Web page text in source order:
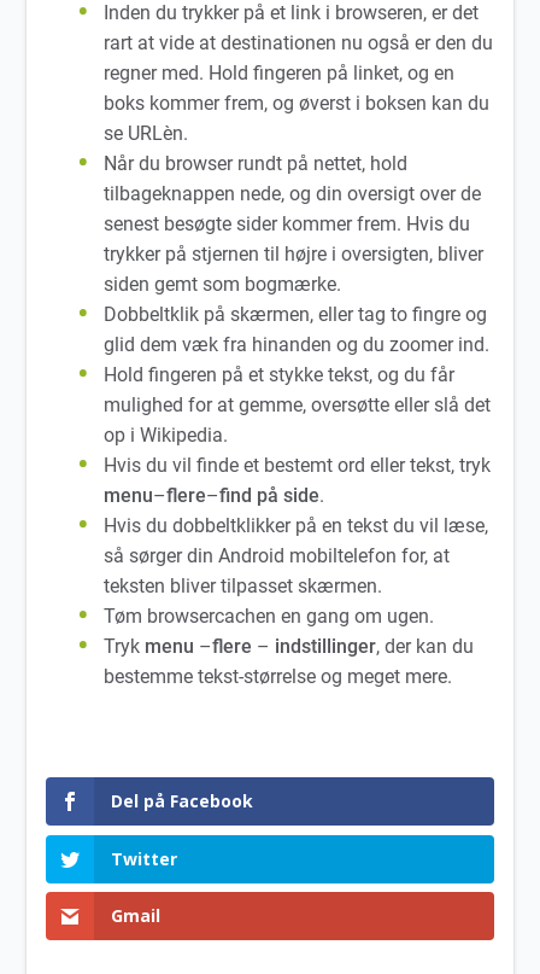
Inden du trykker på et link i browseren, er det
rart at vide at destinationen nu også er den du
regner med. Hold fingeren på linket, og en
boks kommer frem, og øverst i boksen kan du
se URLèn.
Når du browser rundt på nettet, hold
tilbageknappen nede, og din oversigt over de
senest besøgte sider kommer frem. Hvis du
trykker på stjernen til højre i oversigten, bliver
siden gemt som bogmærke.
Dobbeltklik på skærmen, eller tag to fingre og
glid dem væk fra hinanden og du zoomer ind.
Hold fingeren på et stykke tekst, og du får
mulighed for at gemme, oversøtte eller slå det
op i Wikipedia.
Hvis du vil finde et bestemt ord eller tekst, tryk
menu–flere–find på side.
Hvis du dobbeltklikker på en tekst du vil læse,
så sørger din Android mobiltelefon for, at
teksten bliver tilpasset skærmen.
Tøm browsercachen en gang om ugen.
Tryk menu –flere – indstillinger, der kan du
bestemme tekst-størrelse og meget mere.
Del på Facebook
Twitter
Gmail